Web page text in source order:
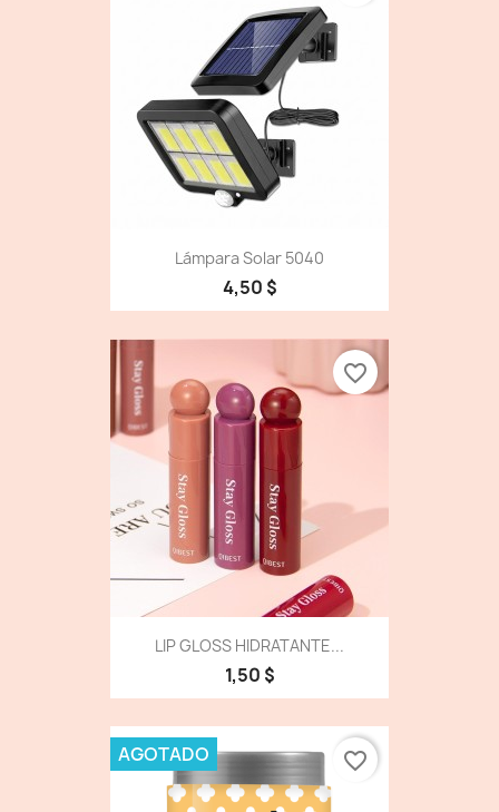
Lámpara Solar 5040
4,50 $
LIP GLOSS HIDRATANTE...
1,50 $
favorite_border
AGOTADO favorite_border